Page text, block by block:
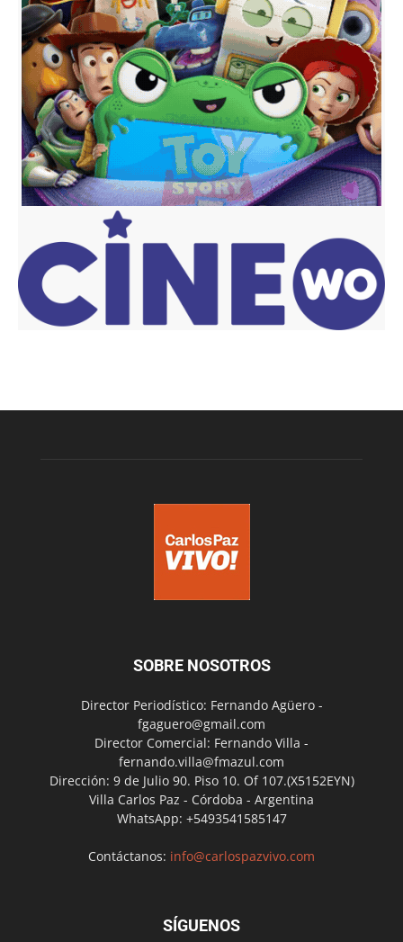
SOBRE NOSOTROS
Director Periodístico: Fernando Agüero -
fgaguero@gmail.com
Director Comercial: Fernando Villa -
fernando.villa@fmazul.com
Dirección: 9 de Julio 90. Piso 10. Of 107.(X5152EYN)
Villa Carlos Paz - Córdoba - Argentina
WhatsApp: +5493541585147
Contáctanos: info@carlospazvivo.com
SÍGUENOS